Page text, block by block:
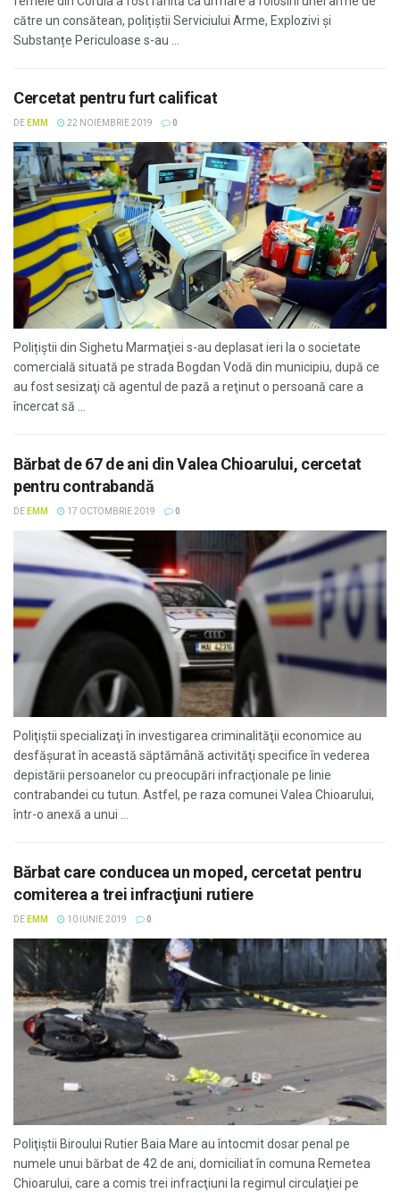
către un consătean, polițiștii Serviciului Arme, Explozivi și
Substanțe Periculoase s-au ...
Cercetat pentru furt calificat
DE EMM 22 NOIEMBRIE 2019 0
Polițiștii din Sighetu Marmaţiei s-au deplasat ieri la o societate
comercială situată pe strada Bogdan Vodă din municipiu, după ce
au fost sesizaţi că agentul de pază a reţinut o persoană care a
încercat să ...
Bărbat de 67 de ani din Valea Chioarului, cercetat
pentru contrabandă
DE EMM 17 OCTOMBRIE 2019 0
Poliţiştii specializaţi în investigarea criminalităţii economice au
desfăşurat în această săptămână activităţi specifice în vederea
depistării persoanelor cu preocupări infracţionale pe linie
contrabandei cu tutun. Astfel, pe raza comunei Valea Chioarului,
într-o anexă a unui ...
Bărbat care conducea un moped, cercetat pentru
comiterea a trei infracţiuni rutiere
DE EMM 10 IUNIE 2019 0
Poliţiştii Biroului Rutier Baia Mare au întocmit dosar penal pe
numele unui bărbat de 42 de ani, domiciliat în comuna Remetea
Chioarului, care a comis trei infracţiuni la regimul circulaţiei pe